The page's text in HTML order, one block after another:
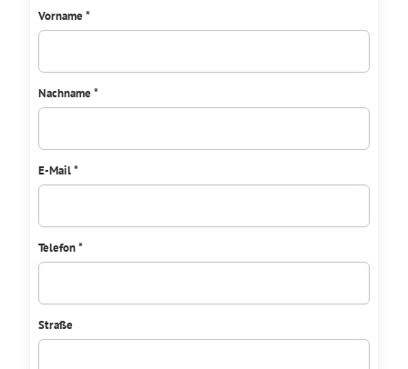
Vorname *
Nachname *
E-Mail *
Telefon *
Straße